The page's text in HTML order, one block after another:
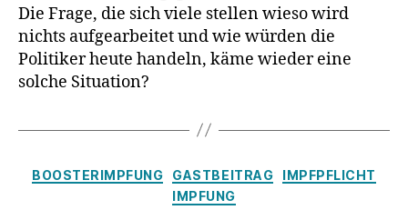
Die Frage, die sich viele stellen wieso wird
nichts aufgearbeitet und wie würden die
Politiker heute handeln, käme wieder eine
solche Situation?
Kategorien
BOOSTERIMPFUNG GASTBEITRAG
IMPFPFLICHT
IMPFUNG